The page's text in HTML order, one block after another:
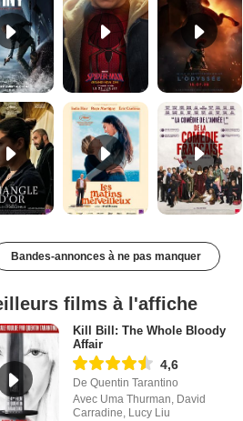
Le Triangle d'or Bande-annonce VF De la Comédie-Française Teaser VF
Bandes-annonces à ne pas manquer
films à l'affiche
Kill Bill: The Whole Bloody
Affair
4,6
De Quentin Tarantino
Avec Uma Thurman, David
Carradine, Lucy Liu